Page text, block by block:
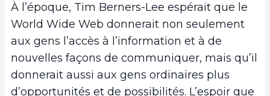
À l’époque, Tim Berners-Lee espérait que le
World Wide Web donnerait non seulement
aux gens l’accès à l’information et à de
nouvelles façons de communiquer, mais qu’il
donnerait aussi aux gens ordinaires plus
d’opportunités et de possibilités. L’espoir que